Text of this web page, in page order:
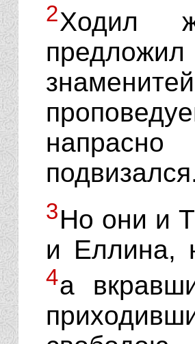
2Ходил
3Но они и
и Еллина,
4а